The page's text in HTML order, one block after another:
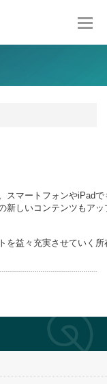
スマートフォンやiPad
新しいコンテンツもア
を益々充実させていく